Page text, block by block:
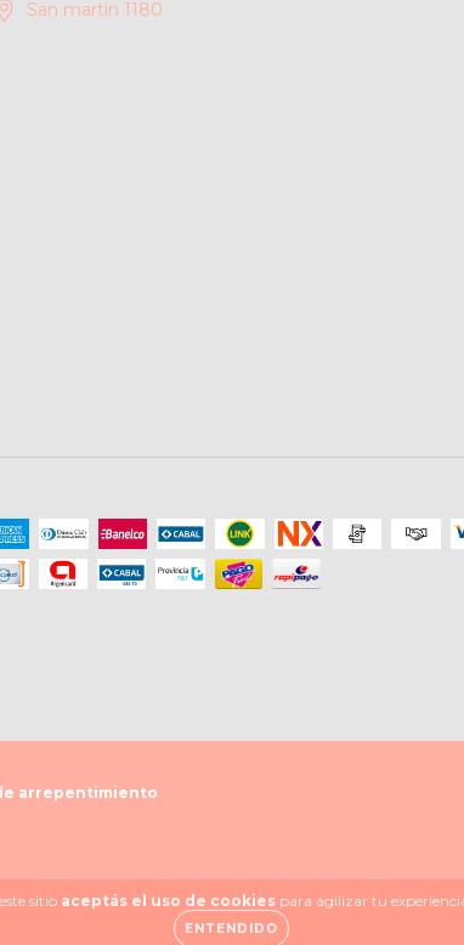
sitio aceptás el uso de cookies para agilizar tu
ENTENDIDO
San martin 1180
arrepentimiento